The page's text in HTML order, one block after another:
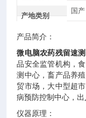
产地类别
国产
产品简介：
微电脑农药残留速
品安全监管机构，
测中心，畜产品养
贸市场，大中型超
病预防控制中心，出
仪器原理：